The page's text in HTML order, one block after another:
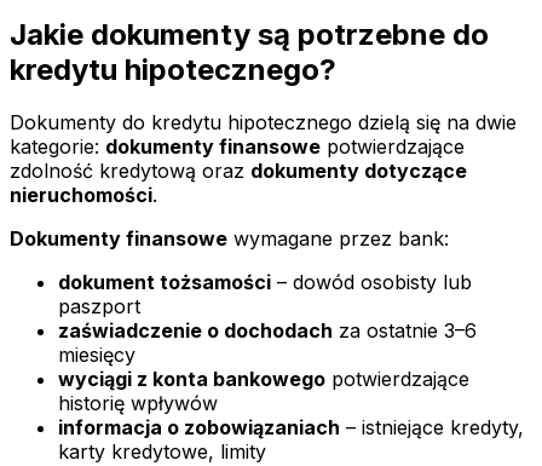
Jakie dokumenty są potrzebne do
kredytu hipotecznego?
Dokumenty do kredytu hipotecznego dzielą się na dwie
kategorie: dokumenty finansowe potwierdzające
zdolność kredytową oraz dokumenty dotyczące
nieruchomości.
Dokumenty finansowe wymagane przez bank:
dokument tożsamości – dowód osobisty lub
paszport
zaświadczenie o dochodach za ostatnie 3–6
miesięcy
wyciągi z konta bankowego potwierdzające
historię wpływów
informacja o zobowiązaniach – istniejące kredyty,
karty kredytowe, limity